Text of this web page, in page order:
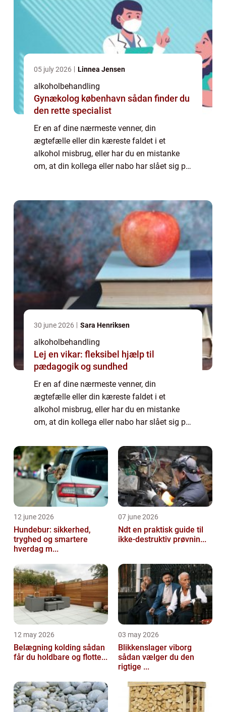
05 july 2026 Linnea Jensen
alkoholbehandling
Gynækolog københavn sådan finder du
den rette specialist
Er en af dine nærmeste venner, din
ægtefælle eller din kæreste faldet i et
alkohol misbrug, eller har du en mistanke
om, at din kollega eller nabo har slået sig på
30 june 2026 Sara Henriksen
alkoholbehandling
Lej en vikar: fleksibel hjælp til
pædagogik og sundhed
Er en af dine nærmeste venner, din
ægtefælle eller din kæreste faldet i et
alkohol misbrug, eller har du en mistanke
om, at din kollega eller nabo har slået sig på
medmenneskeli...
12 june 2026
Hundebur: sikkerhed,
tryghed og smartere
hverdag m...
07 june 2026
Ndt en praktisk guide til
ikke-destruktiv prøvnin...
12 may 2026
Belægning kolding sådan
får du holdbare og flotte...
03 may 2026
Blikkenslager viborg
sådan vælger du den
rigtige ...